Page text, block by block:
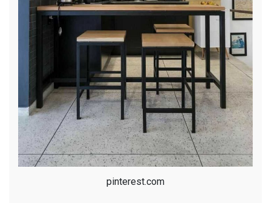
pinterest.com